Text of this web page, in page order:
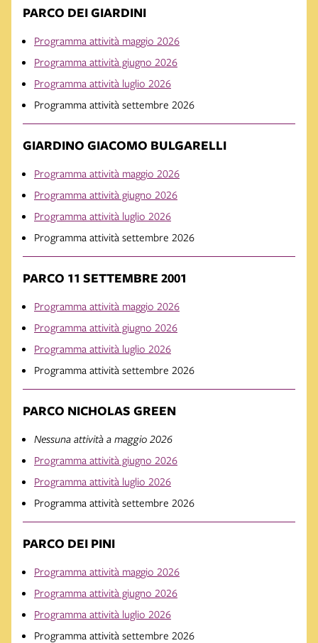
PARCO DEI GIARDINI
Programma attività maggio 2026
Programma attività giugno 2026
Programma attività luglio 2026
Programma attività settembre 2026
GIARDINO GIACOMO BULGARELLI
Programma attività maggio 2026
Programma attività giugno 2026
Programma attività luglio 2026
Programma attività settembre 2026
PARCO 11 SETTEMBRE 2001
Programma attività maggio 2026
Programma attività giugno 2026
Programma attività luglio 2026
Programma attività settembre 2026
PARCO NICHOLAS GREEN
Nessuna attività a maggio 2026
Programma attività giugno 2026
Programma attività luglio 2026
Programma attività settembre 2026
PARCO DEI PINI
Programma attività maggio 2026
Programma attività giugno 2026
Programma attività luglio 2026
Programma attività settembre 2026